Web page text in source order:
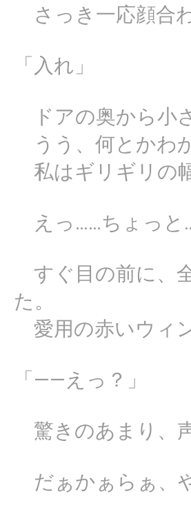
さっき一応顔合
「入れ」
ドアの奥から小
うう、何とかわ
私はギリギリの
えっ……ちょっと
すぐ目の前に、
た。
愛用の赤いウィ
「――えっ？」
驚きのあまり、
だぁかぁらぁ、